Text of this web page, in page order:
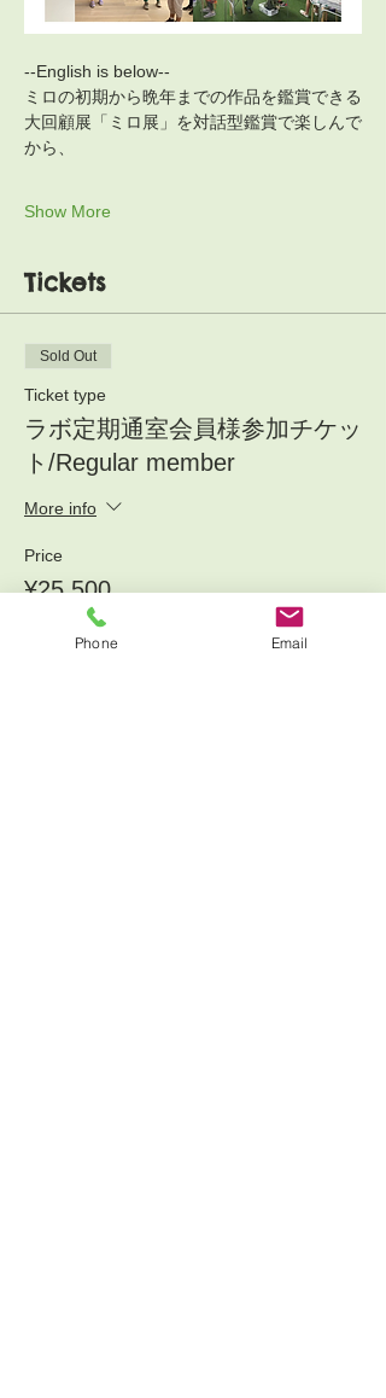
--English is below--
ミロの初期から晩年までの作品を鑑賞できる
大回顧展「ミロ展」を対話型鑑賞で楽しんで
から、
Show More
Tickets
Sold Out
Ticket type
ラボ定期通室会員様参加チケッ
ト/Regular member
More info
Price
¥25,500
+¥2,550 消費税
Phone Email